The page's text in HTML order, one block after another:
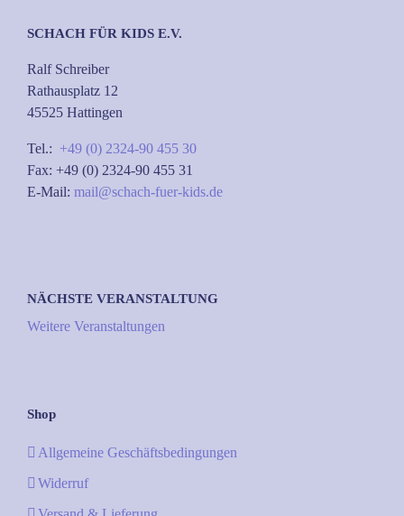
SCHACH FÜR KIDS E.V.
Ralf Schreiber
Rathausplatz 12
45525 Hattingen
Tel.: +49 (0) 2324-90 455 30
Fax: +49 (0) 2324-90 455 31
E-Mail: mail@schach-fuer-kids.de
NÄCHSTE VERANSTALTUNG
Weitere Veranstaltungen
Shop
Allgemeine Geschäftsbedingungen
Widerruf